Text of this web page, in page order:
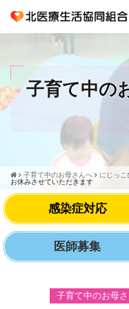
子育て中の
子育て中のお母さんへ にじっこ
お休みさせていただきます
感染症対応
医師募集
子育て中のお母